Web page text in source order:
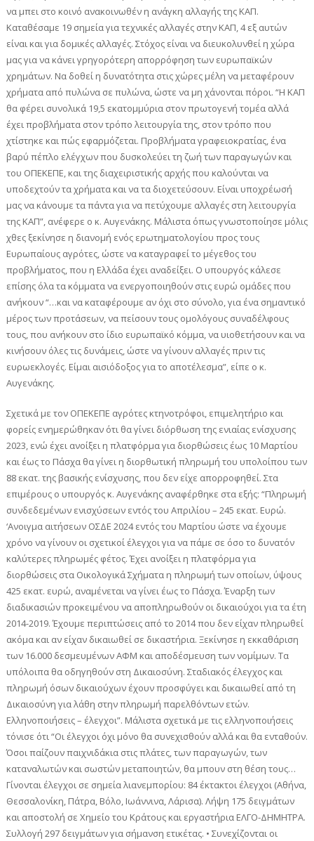
να μπει στο κοινό ανακοινωθέν η ανάγκη αλλαγής της ΚΑΠ.
Καταθέσαμε 19 σημεία για τεχνικές αλλαγές στην ΚΑΠ, 4 εξ αυτών
είναι και για δομικές αλλαγές. Στόχος είναι να διευκολυνθεί η χώρα
μας για να κάνει γρηγορότερη απορρόφηση των ευρωπαϊκών
χρημάτων. Να δοθεί η δυνατότητα στις χώρες μέλη να μεταφέρουν
χρήματα από πυλώνα σε πυλώνα, ώστε να μη χάνονται πόροι. “Η ΚΑΠ
θα φέρει συνολικά 19,5 εκατομμύρια στον πρωτογενή τομέα αλλά
έχει προβλήματα στον τρόπο λειτουργία της, στον τρόπο που
χτίστηκε και πώς εφαρμόζεται. Προβλήματα γραφειοκρατίας, ένα
βαρύ πέπλο ελέγχων που δυσκολεύει τη ζωή των παραγωγών και
του ΟΠΕΚΕΠΕ, και της διαχειριστικής αρχής που καλούνται να
υποδεχτούν τα χρήματα και να τα διοχετεύσουν. Είναι υποχρέωσή
μας να κάνουμε τα πάντα για να πετύχουμε αλλαγές στη λειτουργία
της ΚΑΠ”, ανέφερε ο κ. Αυγενάκης. Μάλιστα όπως γνωστοποίησε μόλις
χθες ξεκίνησε η διανομή ενός ερωτηματολογίου προς τους
Ευρωπαίους αγρότες, ώστε να καταγραφεί το μέγεθος του
προβλήματος, που η Ελλάδα έχει αναδείξει. Ο υπουργός κάλεσε
επίσης όλα τα κόμματα να ενεργοποιηθούν στις ευρώ ομάδες που
ανήκουν “…και να καταφέρουμε αν όχι στο σύνολο, για ένα σημαντικό
μέρος των προτάσεων, να πείσουν τους ομολόγους συναδέλφους
τους, που ανήκουν στο ίδιο ευρωπαϊκό κόμμα, να υιοθετήσουν και να
κινήσουν όλες τις δυνάμεις, ώστε να γίνουν αλλαγές πριν τις
ευρωεκλογές. Είμαι αισιόδοξος για το αποτέλεσμα”, είπε ο κ.
Αυγενάκης.
Σχετικά με τον ΟΠΕΚΕΠΕ αγρότες κτηνοτρόφοι, επιμελητήριο και
φορείς ενημερώθηκαν ότι θα γίνει διόρθωση της ενιαίας ενίσχυσης
2023, ενώ έχει ανοίξει η πλατφόρμα για διορθώσεις έως 10 Μαρτίου
και έως το Πάσχα θα γίνει η διορθωτική πληρωμή του υπολοίπου των
88 εκατ. της βασικής ενίσχυσης, που δεν είχε απορροφηθεί. Στα
επιμέρους ο υπουργός κ. Αυγενάκης αναφέρθηκε στα εξής: “Πληρωμή
συνδεδεμένων ενισχύσεων εντός του Απριλίου – 245 εκατ. Ευρώ.
‘Ανοιγμα αιτήσεων ΟΣΔΕ 2024 εντός του Μαρτίου ώστε να έχουμε
χρόνο να γίνουν οι σχετικοί έλεγχοι για να πάμε σε όσο το δυνατόν
καλύτερες πληρωμές φέτος. Έχει ανοίξει η πλατφόρμα για
διορθώσεις στα Οικολογικά Σχήματα η πληρωμή των οποίων, ύψους
425 εκατ. ευρώ, αναμένεται να γίνει έως το Πάσχα. Έναρξη των
διαδικασιών προκειμένου να αποπληρωθούν οι δικαιούχοι για τα έτη
2014-2019. Έχουμε περιπτώσεις από το 2014 που δεν είχαν πληρωθεί
ακόμα και αν είχαν δικαιωθεί σε δικαστήρια. Ξεκίνησε η εκκαθάριση
των 16.000 δεσμευμένων ΑΦΜ και αποδέσμευση των νομίμων. Τα
υπόλοιπα θα οδηγηθούν στη Δικαιοσύνη. Σταδιακός έλεγχος και
πληρωμή όσων δικαιούχων έχουν προσφύγει και δικαιωθεί από τη
Δικαιοσύνη για λάθη στην πληρωμή παρελθόντων ετών.
Ελληνοποιήσεις – έλεγχοι”. Μάλιστα σχετικά με τις ελληνοποιήσεις
τόνισε ότι “Οι έλεγχοι όχι μόνο θα συνεχισθούν αλλά και θα ενταθούν.
Όσοι παίζουν παιχνιδάκια στις πλάτες, των παραγωγών, των
καταναλωτών και σωστών μεταποιητών, θα μπουν στη θέση τους…
Γίνονται έλεγχοι σε σημεία λιανεμπορίου: 84 έκτακτοι έλεγχοι (Αθήνα,
Θεσσαλονίκη, Πάτρα, Βόλο, Ιωάννινα, Λάρισα). Λήψη 175 δειγμάτων
και αποστολή σε Χημείο του Κράτους και εργαστήρια ΕΛΓΟ-ΔΗΜΗΤΡΑ.
Συλλογή 297 δειγμάτων για σήμανση ετικέτας. • Συνεχίζονται οι